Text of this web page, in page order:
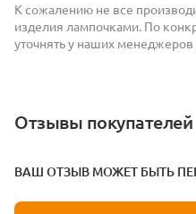
К сожалению не все
изделия лампочками. По
уточнять у наших менеджеров
Отзывы покупателей
ВАШ ОТЗЫВ МОЖЕТ БЫТЬ